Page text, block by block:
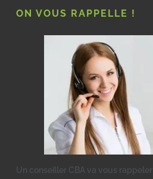
ON VOUS RAPPELLE !
Un conseiller CBA va vous rappeler!